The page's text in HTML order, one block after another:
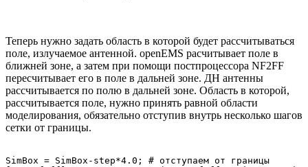
Теперь нужно задать область в которой будет рассчитываться
поле, излучаемое антенной. openEMS расчитывает поле в
ближней зоне, а затем при помощи постпроцессора NF2FF
пересчитывает его в поле в дальней зоне. ДН антенны
рассчитывается по полю в дальней зоне. Область в которой,
рассчитывается поле, нужно принять равной области
моделирования, обязательно отступив внутрь несколько шагов
сетки от границы.
SimBox = SimBox-step*4.0; # отступаем от границы